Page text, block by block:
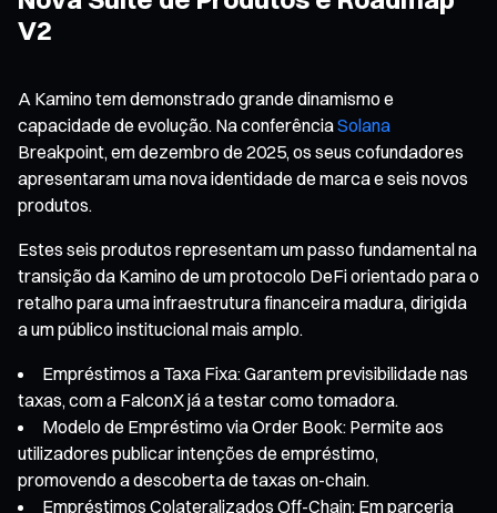
V2
A Kamino tem demonstrado grande dinamismo e
capacidade de evolução. Na conferênciaSolana
Breakpoint, em dezembro de 2025, os seus cofundadores
apresentaram uma nova identidade de marca e seis novos
produtos.
Estes seis produtos representam um passo fundamental na
transição da Kamino de um protocolo DeFi orientado para o
retalho para uma infraestrutura financeira madura, dirigida
a um público institucional mais amplo.
Empréstimos a Taxa Fixa: Garantem previsibilidade nas
taxas, com a FalconX já a testar como tomadora.
Modelo de Empréstimo via Order Book: Permite aos
utilizadores publicar intenções de empréstimo,
promovendo a descoberta de taxas on-chain.
Empréstimos Colateralizados Off-Chain: Em parceria